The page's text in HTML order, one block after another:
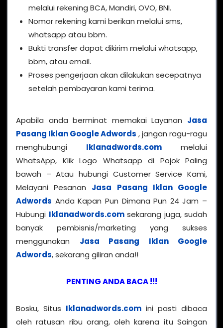
melalui rekening BCA, Mandiri, OVO, BNI.
Nomor rekening kami berikan melalui sms,
whatsapp atau bbm.
Bukti transfer dapat dikirim melalui whatsapp,
bbm, atau email.
Proses pengerjaan akan dilakukan secepatnya
setelah pembayaran kami terima.
Apabila anda berminat memakai Layanan Jasa
Pasang Iklan Google Adwords , jangan ragu-ragu
menghubungi Iklanadwords.com melalui
WhatsApp, Klik Logo Whatsapp di Pojok Paling
bawah – Atau hubungi Customer Service Kami,
Melayani Pesanan Jasa Pasang Iklan Google
Adwords Anda Kapan Pun Dimana Pun 24 Jam –
Hubungi Iklanadwords.comsekarang juga, sudah
banyak pembisnis/marketing yang sukses
menggunakan Jasa Pasang Iklan Google
Adwords, sekarang giliran anda!!
PENTING ANDA BACA !!!
Bosku, Situs Iklanadwords.com ini pasti dibaca
oleh ratusan ribu orang, oleh karena itu Saingan